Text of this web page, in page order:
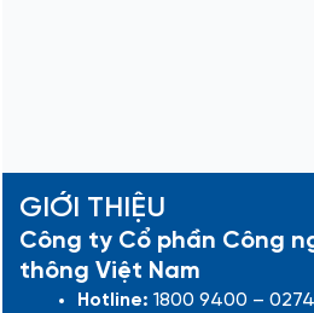
GIỚI THIỆU
Công ty Cổ phần Công
thông Việt Nam
Hotline: 1800 9400 –